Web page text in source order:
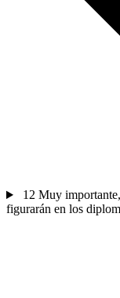
12 Muy
figurarán en los